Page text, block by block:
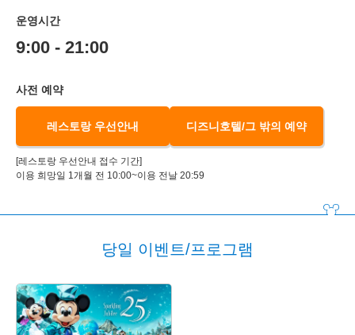
운영시간
9:00 - 21:00
사전 예약
레스토랑 우선안내 디즈니호텔/그 밖의 예약
[레스토랑 우선안내 접수 기간]
이용 희망일 1개월 전 10:00~이용 전날 20:59
당일 이벤트/프로그램